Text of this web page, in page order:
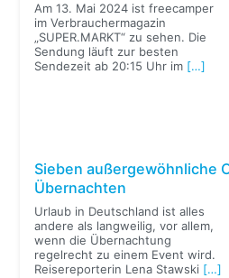
Am 13. Mai 2024 ist freecamper
im Verbrauchermagazin
„SUPER.MARKT“ zu sehen. Die
Sendung läuft zur besten
Sendezeit ab 20:15 Uhr im […]
Sieben außergewöhnliche
Übernachten
Urlaub in Deutschland ist alles
andere als langweilig, vor allem,
wenn die Übernachtung
regelrecht zu einem Event wird.
Reisereporterin Lena Stawski […]